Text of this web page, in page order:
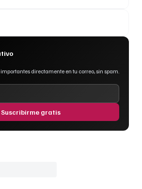
directamente en tu correo, sin spam.
Suscribirme gratis